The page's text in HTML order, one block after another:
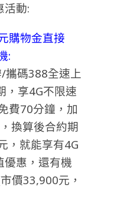
活動:
購物金直接
:
攜碼388全速上
，享4G不限速
費70分鐘，加
換算後合約期
，就能享有4G
優惠，還有機
價33,900元，